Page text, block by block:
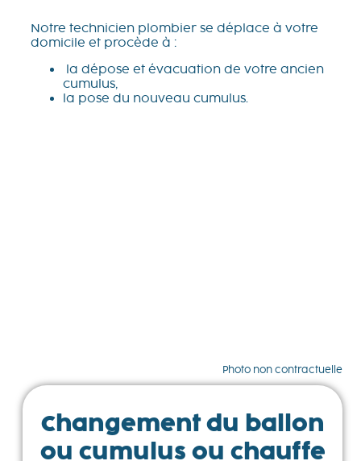
Notre technicien plombier se déplace à votre
domicile et procède à :
la dépose et évacuation de votre ancien
cumulus,
la pose du nouveau cumulus.
Photo non contractuelle
Changement du ballon
ou cumulus ou chauffe